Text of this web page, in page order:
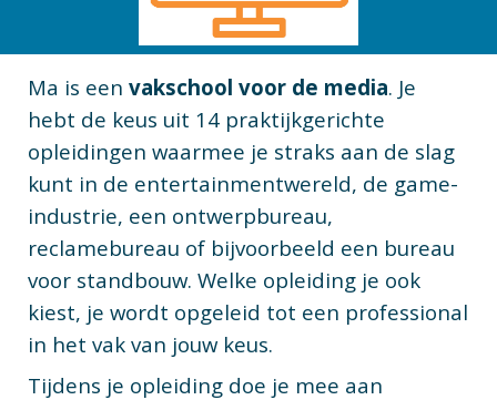
Ma is een vakschool voor de media. Je
hebt de keus uit 14 praktijkgerichte
opleidingen waarmee je straks aan de slag
kunt in de entertainmentwereld, de game-
industrie, een ontwerpbureau,
reclamebureau of bijvoorbeeld een bureau
voor standbouw. Welke opleiding je ook
kiest, je wordt opgeleid tot een professional
in het vak van jouw keus.
Tijdens je opleiding doe je mee aan